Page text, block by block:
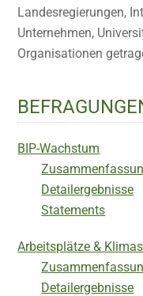
Landesregierungen,
Unternehmen,
Organisationen
BIP-Wachstum
Detailergebnisse
Statements
Arbeitsplätze &
Detailergebnisse